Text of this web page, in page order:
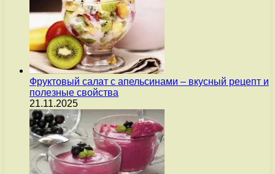
Фруктовый салат с апельсинами – вкусный рецепт и
полезные свойства
21.11.2025